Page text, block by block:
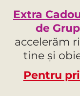
Extra
de
accelerăm
tine și
Pentru